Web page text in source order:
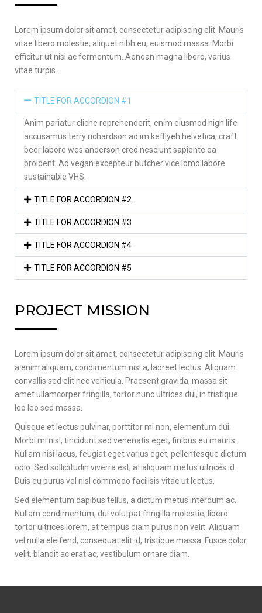
Lorem ipsum dolor sit amet, consectetur adipiscing elit. Mauris
vitae libero molestie, aliquet nibh eu, euismod massa. Morbi
efficitur ut nisi ac fermentum. Aenean magna libero, varius
vitae turpis.
TITLE FOR ACCORDION #1
Anim pariatur cliche reprehenderit, enim eiusmod high life
accusamus terry richardson ad im keffiyeh helvetica, craft
beer labore wes anderson cred nesciunt sapiente ea
proident. Ad vegan excepteur butcher vice lomo labore
sustainable VHS.
TITLE FOR ACCORDION #2
TITLE FOR ACCORDION #3
TITLE FOR ACCORDION #4
TITLE FOR ACCORDION #5
PROJECT MISSION
Lorem ipsum dolor sit amet, consectetur adipiscing elit. Mauris
a enim aliquam, condimentum nisl a, laoreet lectus. Aliquam
convallis sed elit nec vehicula. Praesent gravida, massa sit
amet ullamcorper fringilla, tortor nunc ultrices dui, in tristique
leo leo sed massa.
Quisque et lectus pulvinar, porttitor mi non, elementum dui.
Morbi mi nisl, tincidunt sed venenatis eget, finibus eu mauris.
Nullam nisi lacus, feugiat eget varius eget, pellentesque dictum
odio. Sed sollicitudin viverra est, at aliquam metus ultrices id.
Duis eu purus vel nisl commodo facilisis vitae ut lectus.
Sed elementum dapibus tellus, a dictum metus interdum ac.
Nullam condimentum, dui volutpat fringilla molestie, libero
tortor ultrices lorem, at tempus diam purus non velit. Aliquam
vel nulla eleifend, consequat elit id, tristique massa. Fusce dolor
velit, blandit ac erat ac, vestibulum ornare diam.